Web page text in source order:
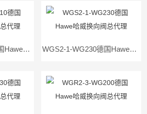
WGR2-1-WG110德国Hawe哈威换向阀总代理WGR2-1WG110现货 WGS2-1-WG230德国Hawe哈威换向阀总代理WGS2-1WG230现货